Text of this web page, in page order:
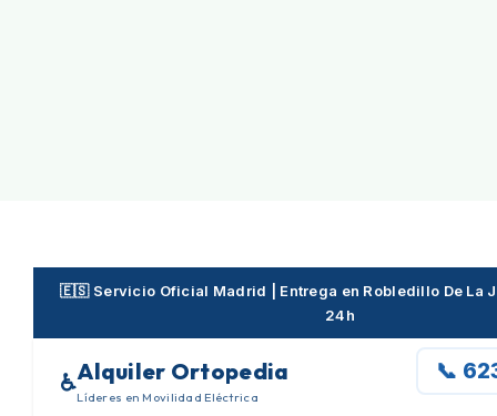
🇪🇸 Servicio Oficial Madrid | Entrega en Robledillo De La
24h
♿Alquiler Ortopedia
Líderes en Movilidad Eléctrica
📞